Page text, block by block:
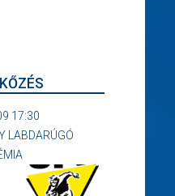
17:30
LABDARÚGÓ